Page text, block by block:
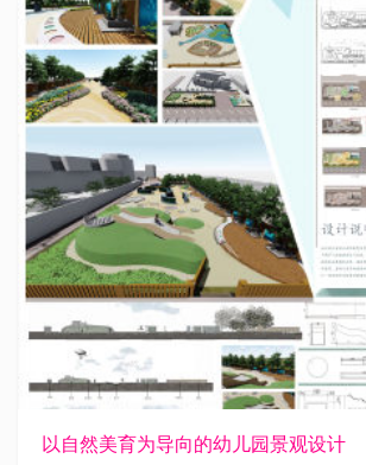
以自然美育为导向的幼儿园景观设计